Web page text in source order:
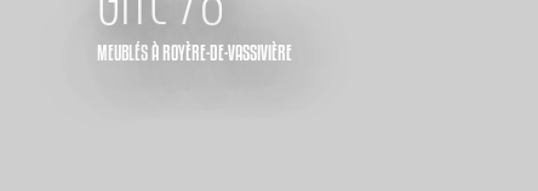
MEUBLÉSÀ ROYÈRE-DE-VASSIVIÈRE